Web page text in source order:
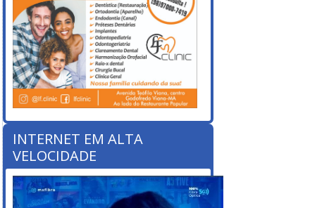
INTERNET EM ALTA
VELOCIDADE